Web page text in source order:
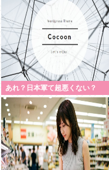
あれ？日本軍て超悪くない？